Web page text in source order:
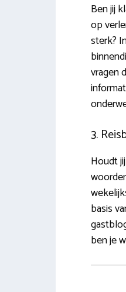
Ben jij
op
sterk?
vragen
3.
Houdt
basis
ben je